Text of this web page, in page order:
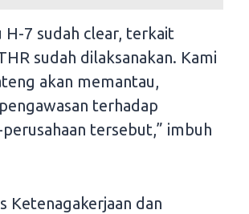
H-7 sudah clear, terkait
sudah dilaksanakan. Kami
akan memantau,
terhadap
perusahaan tersebut,” imbuh
Ketenagakerjaan dan